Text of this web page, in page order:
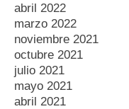
abril 2022
marzo 2022
noviembre 2021
octubre 2021
julio 2021
mayo 2021
abril 2021